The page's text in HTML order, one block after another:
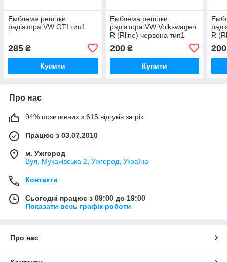
Емблема решітки
радіатора VW GTI тип1
285 ₴
Купити
Емблема решітки
радіатора VW Volkswagen
R (Rline) червона тип1
200₴
Купити
R
200
Про нас
94% позитивних з 615 відгуків за рік
Працює з 03.07.2010
м. Ужгород
Вул. Мукачівська 2, Ужгород, Україна
Контакти
Сьогодні працює з 09:00 до 19:00
Показати весь графік роботи
Про нас